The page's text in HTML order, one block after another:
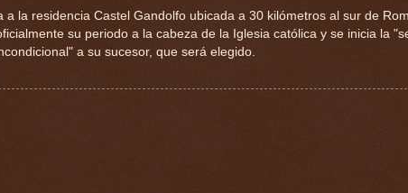
la residencia Castel Gandolfo ubicada a 30 kilómetros al sur de
su periodo a la cabeza de la Iglesia católica y se inicia la
a su sucesor, que será elegido.